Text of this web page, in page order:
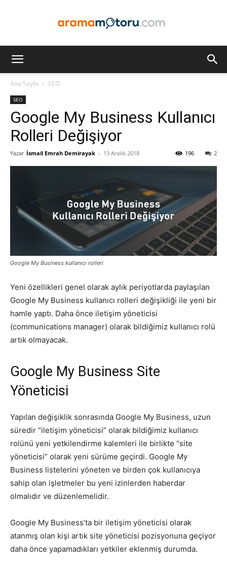
Optimizasyonu
ve
Pazarlaması
–
ASO,
Tasarım,
UI/UX
Ana Sayfa SEO
SEO
Google My Business Kullanıcı
Rolleri Değişiyor
Yazar İsmail Emrah Demirayak - 13 Aralık 2018 2
196
Google My Business kullanıcı rolleri
Yeni özellikleri genel olarak aylık periyotlarda paylaşılan
Google My Business kullanıcı rolleri değişikliği ile yeni bir
hamle yaptı. Daha önce iletişim yöneticisi
(communications manager) olarak bildiğimiz kullanıcı rolü
artık olmayacak.
Google My Business Site
Yöneticisi
Yapılan değişiklik sonrasında Google My Business, uzun
süredir “iletişim yöneticisi” olarak bildiğimiz kullanıcı
rolünü yeni yetkilendirme kalemleri ile birlikte “site
yöneticisi” olarak yeni sürüme geçirdi. Google My
Business listelerini yöneten ve birden çok kullanıcıya
sahip olan işletmeler bu yeni izinlerden haberdar
olmalıdır ve düzenlemelidir.
Google My Business’ta bir iletişim yöneticisi olarak
atanmış olan kişi artık site yöneticisi pozisyonuna geçiyor
daha önce yapamadıkları yetkiler eklenmiş durumda.